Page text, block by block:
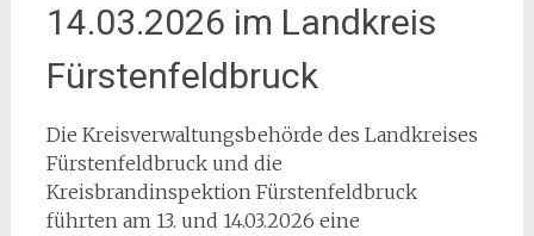
14.03.2026 im Landkreis
Fürstenfeldbruck
Die Kreisverwaltungsbehörde des Landkreises
Fürstenfeldbruck und die
Kreisbrandinspektion Fürstenfeldbruck
führten am 13. und 14.03.2026 eine